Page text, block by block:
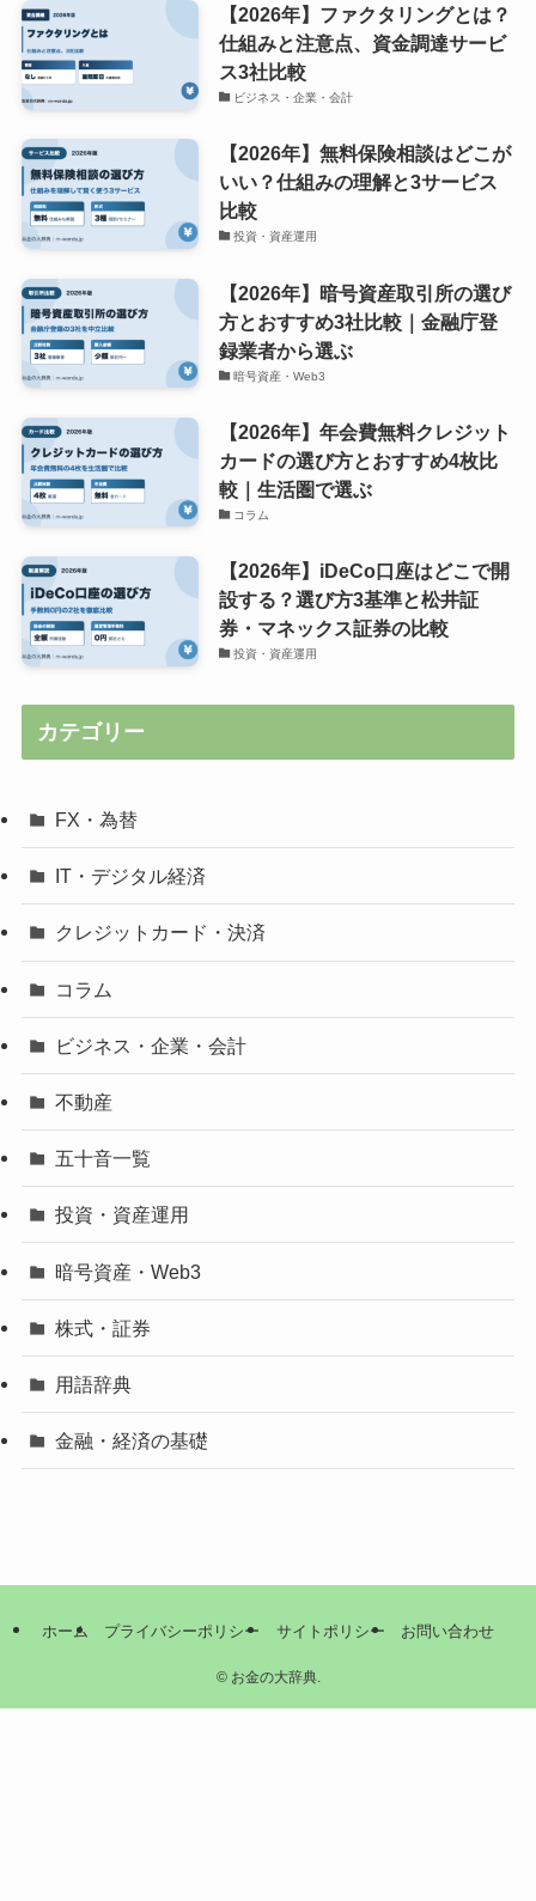
【2026年】ファクタリングとは？
仕組みと注意点、資金調達サービ
ス3社比較
ビジネス・企業・会計
【2026年】無料保険相談はどこが
いい？仕組みの理解と3サービス
比較
投資・資産運用
【2026年】暗号資産取引所の選び
方とおすすめ3社比較｜金融庁登
録業者から選ぶ
暗号資産・Web3
【2026年】年会費無料クレジット
カードの選び方とおすすめ4枚比
較｜生活圏で選ぶ
コラム
【2026年】iDeCo口座はどこで開
設する？選び方3基準と松井証
券・マネックス証券の比較
投資・資産運用
カテゴリー
FX・為替
IT・デジタル経済
クレジットカード・決済
コラム
ビジネス・企業・会計
不動産
五十音一覧
投資・資産運用
暗号資産・Web3
株式・証券
用語辞典
金融・経済の基礎
ホーム プライバシーポリシー サイトポリシー お問い合わせ
©お金の大辞典.